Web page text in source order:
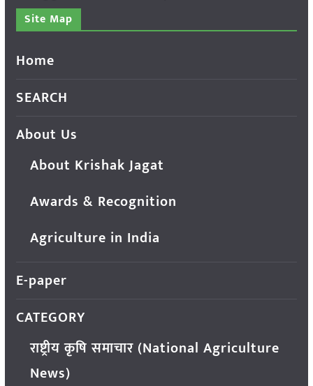
Site Map
Home
SEARCH
About Us
About Krishak Jagat
Awards & Recognition
Agriculture in India
E-paper
CATEGORY
राष्ट्रीय कृषि समाचार (National Agriculture
News)